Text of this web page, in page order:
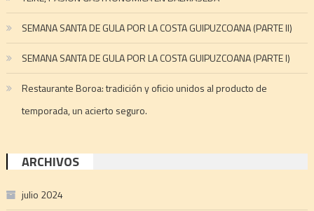
SEMANA SANTA DE GULA POR LA COSTA GUIPUZCOANA (PARTE II)
SEMANA SANTA DE GULA POR LA COSTA GUIPUZCOANA (PARTE I)
Restaurante Boroa: tradición y oficio unidos al producto de
temporada, un acierto seguro.
ARCHIVOS
julio 2024